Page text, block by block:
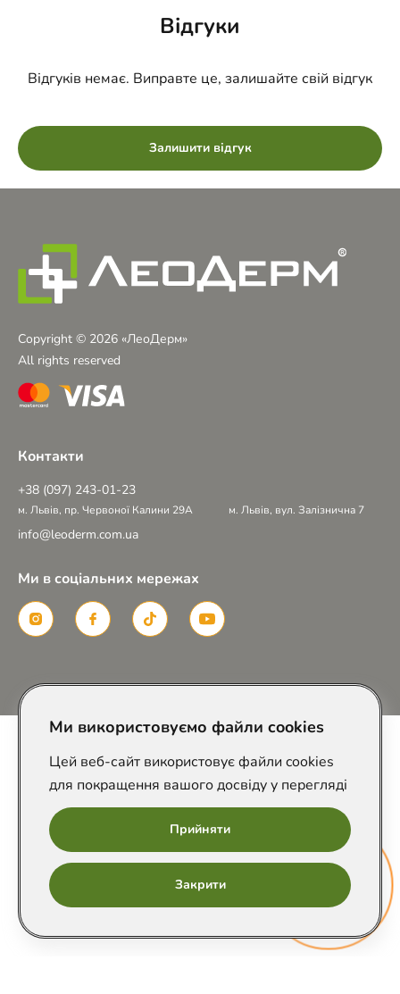
Відгуки
Відгуків немає. Виправте це, залишайте свій відгук
Залишити відгук
Copyright © 2026 «ЛеоДерм»
All rights reserved
Контакти
+38 (097) 243-01-23
м. Львів, пр. Червоної Калини 29А м. Львів, вул. Залізнична 7
info@leoderm.com.ua
Ми в соціальних мережах
Ми використовуємо файли cookies
Цей веб-сайт використовує файли cookies
для покращення вашого досвіду у перегляді
Прийняти
Закрити
Онлайн
запис